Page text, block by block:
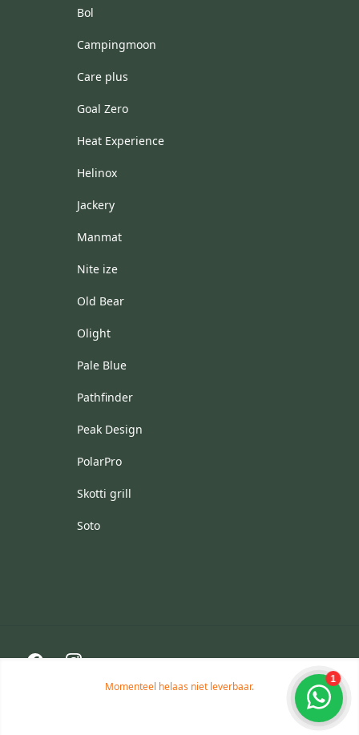
Momenteel helaas niet leverbaar.
Bol
Campingmoon
Care plus
Goal Zero
Heat Experience
Helinox
Jackery
Manmat
Nite ize
Old Bear
Olight
Pale Blue
Pathfinder
Peak Design
PolarPro
Skotti grill
Soto
FacebookInstagram